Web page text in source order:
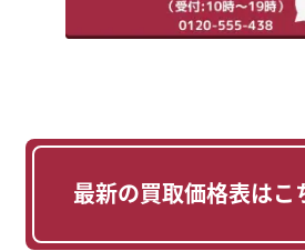
最新の買取価格表はこ